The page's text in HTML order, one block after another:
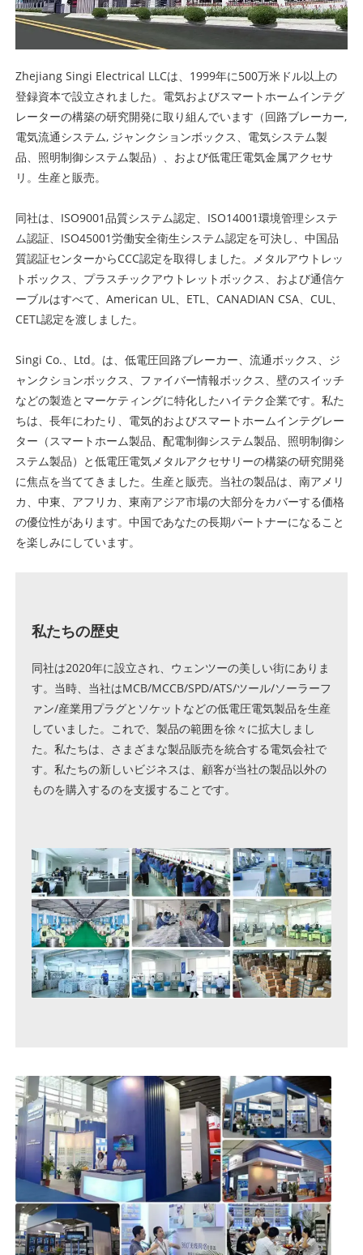
Zhejiang Singi Electrical LLCは、1999年に500万米ドル以上の
登録資本で設立されました。電気およびスマートホームインテグ
レーターの構築の研究開発に取り組んでいます（回路ブレーカー,
電気流通システム, ジャンクションボックス 、電気システム製
品、照明制御システム製品）、および低電圧電気金属アクセサ
リ。生産と販売。
同社は、ISO9001品質システム認定、ISO14001環境管理システ
ム認証、ISO45001労働安全衛生システム認定を可決し、中国品
質認証センターからCCC認定を取得しました。メタルアウトレッ
トボックス、プラスチックアウトレットボックス、および通信ケ
ーブルはすべて、American UL、ETL、CANADIAN CSA、CUL、
CETL認定を渡しました。
Singi Co.、Ltd。は、低電圧回路ブレーカー、流通ボックス、ジ
ャンクションボックス、ファイバー情報ボックス、壁のスイッチ
などの製造とマーケティングに特化したハイテク企業です。私た
ちは、長年にわたり、電気的およびスマートホームインテグレー
ター（スマートホーム製品、配電制御システム製品、照明制御シ
ステム製品）と低電圧電気メタルアクセサリーの構築の研究開発
に焦点を当ててきました。生産と販売。当社の製品は、南アメリ
カ、中東、アフリカ、東南アジア市場の大部分をカバーする価格
の優位性があります。中国であなたの長期パートナーになること
を楽しみにしています。
私たちの歴史
同社は2020年に設立され、ウェンツーの美しい街にありま
す。当時、当社はMCB/MCCB/SPD/ATS/ツール/ソーラーフ
ァン/産業用プラグとソケットなどの低電圧電気製品を生産
していました。これで、製品の範囲を徐々に拡大しまし
た。私たちは、さまざまな製品販売を統合する電気会社で
す。私たちの新しいビジネスは、顧客が当社の製品以外の
ものを購入するのを支援することです。